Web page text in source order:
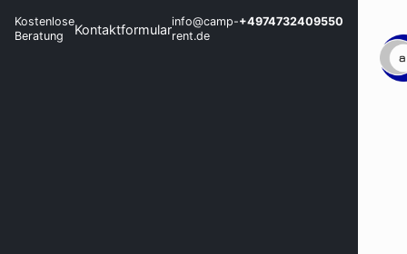
Kostenlose
Beratung
Kontaktformularinfo@camp-
rent.de
+4974732409550